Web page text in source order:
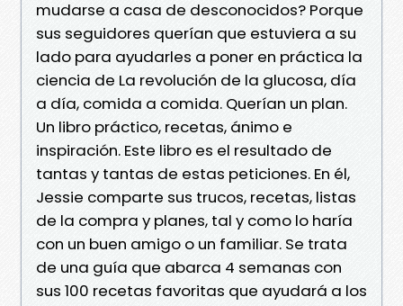
mudarse a casa de desconocidos? Porque
sus seguidores querían que estuviera a su
lado para ayudarles a poner en práctica la
ciencia de La revolución de la glucosa, día
a día, comida a comida. Querían un plan.
Un libro práctico, recetas, ánimo e
inspiración. Este libro es el resultado de
tantas y tantas de estas peticiones. En él,
Jessie comparte sus trucos, recetas, listas
de la compra y planes, tal y como lo haría
con un buen amigo o un familiar. Se trata
de una guía que abarca 4 semanas con
sus 100 recetas favoritas que ayudará a los